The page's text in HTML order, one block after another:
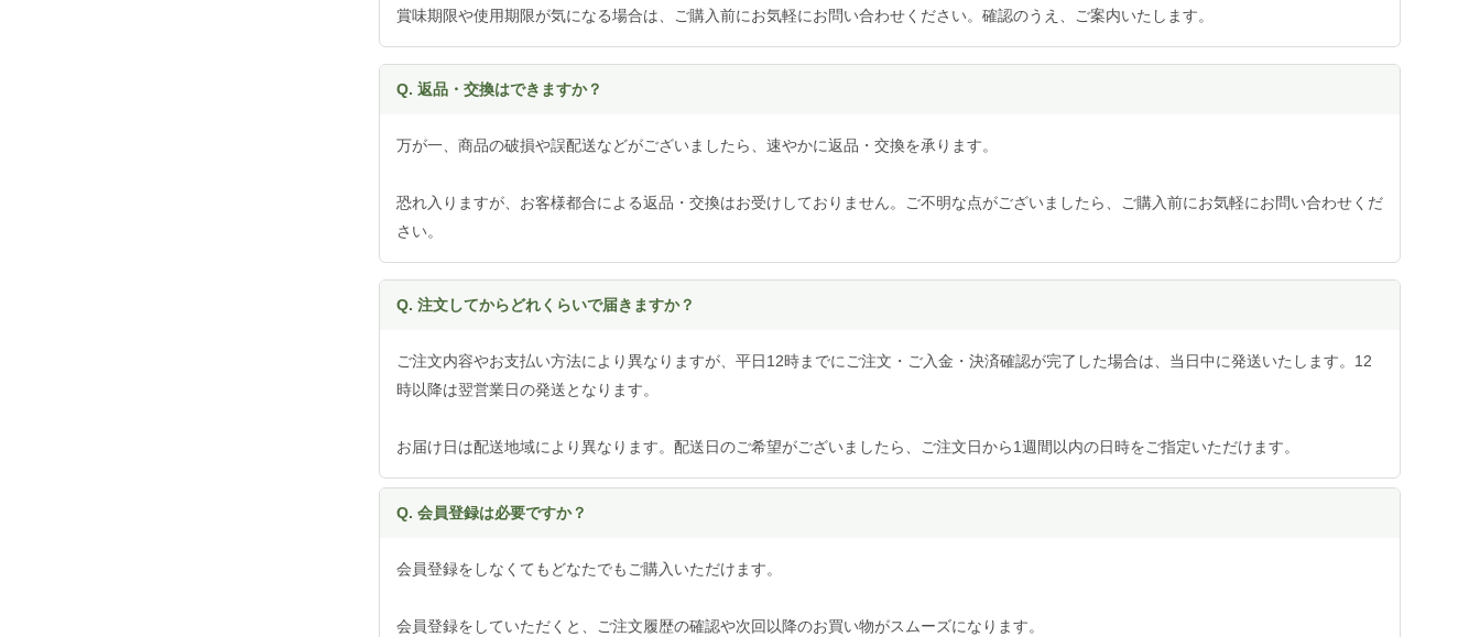
賞味期限や使用期限が気になる場合は、ご購入前にお気軽にお問い合わせください。確認のうえ、ご案内いたします。
Q. 返品・交換はできますか？
万が一、商品の破損や誤配送などがございましたら、速やかに返品・交換を承ります。
恐れ入りますが、お客様都合による返品・交換はお受けしておりません。ご不明な点がございましたら、ご購入前にお気軽にお問い合わせくだ
さい。
Q. 注文してからどれくらいで届きますか？
ご注文内容やお支払い方法により異なりますが、平日12時までにご注文・ご入金・決済確認が完了した場合は、当日中に発送いたします。12
時以降は翌営業日の発送となります。
お届け日は配送地域により異なります。配送日のご希望がございましたら、ご注文日から1週間以内の日時をご指定いただけます。
Q. 会員登録は必要ですか？
会員登録をしなくてもどなたでもご購入いただけます。
会員登録をしていただくと、ご注文履歴の確認や次回以降のお買い物がスムーズになります。